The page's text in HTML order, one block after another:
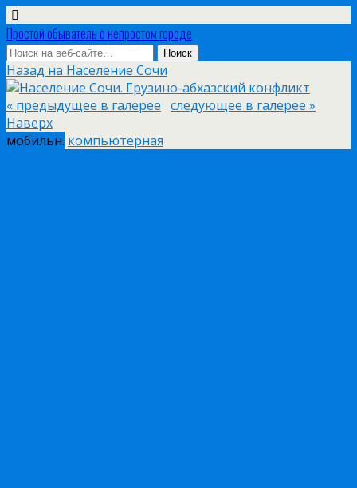
Простой обыватель о непростом городе
Назад на Население Сочи
« предыдущее в галерее следующее в галерее »
Наверх
мобильн. компьютерная